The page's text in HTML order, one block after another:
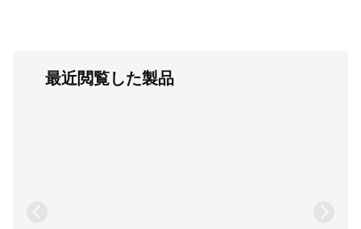
最近閲覧した製品